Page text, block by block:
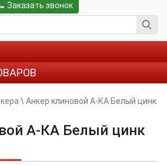
Заказать звонок
\ Анкер клиновой А-КА Белый цинк
А-КА Белый цинк